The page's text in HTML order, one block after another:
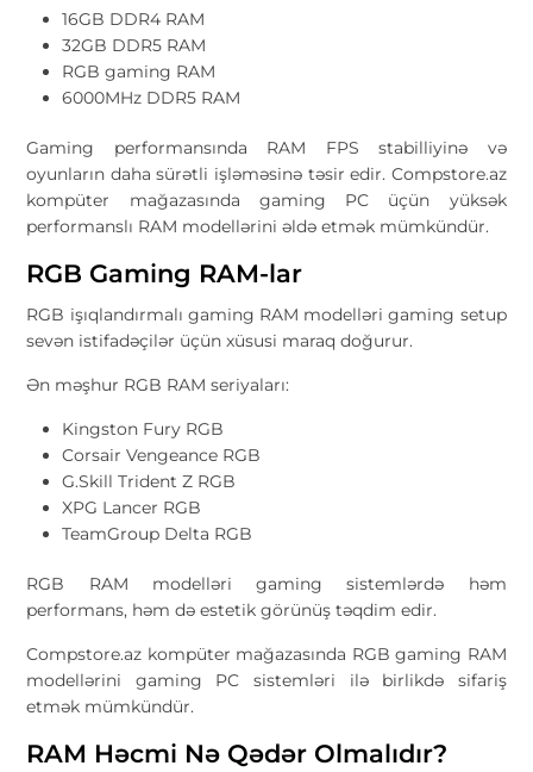
16GB DDR4 RAM
32GB DDR5 RAM
RGB gaming RAM
6000MHz DDR5 RAM
Gaming performansında RAM FPS stabilliyinə və
oyunların daha sürətli işləməsinə təsir edir. Compstore.az
kompüter mağazasında gaming PC üçün yüksək
performanslı RAM modellərini əldə etmək mümkündür.
RGB Gaming RAM-lar
RGB işıqlandırmalı gaming RAM modelləri gaming setup
sevən istifadəçilər üçün xüsusi maraq doğurur.
Ən məşhur RGB RAM seriyaları:
Kingston Fury RGB
Corsair Vengeance RGB
G.Skill Trident Z RGB
XPG Lancer RGB
TeamGroup Delta RGB
RGB RAM modelləri gaming sistemlərdə həm
performans, həm də estetik görünüş təqdim edir.
Compstore.az kompüter mağazasında RGB gaming RAM
modellərini gaming PC sistemləri ilə birlikdə sifariş
etmək mümkündür.
RAM Həcmi Nə Qədər Olmalıdır?